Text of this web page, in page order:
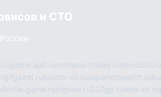
и СТО
gbmk.spb.ru romania-today.ru novoizol.ru
7gazet.rubicom-oil.rusuperiorsearch.ru
9rota-game.rubigbad.ru227gp.ruwes-ex.ru